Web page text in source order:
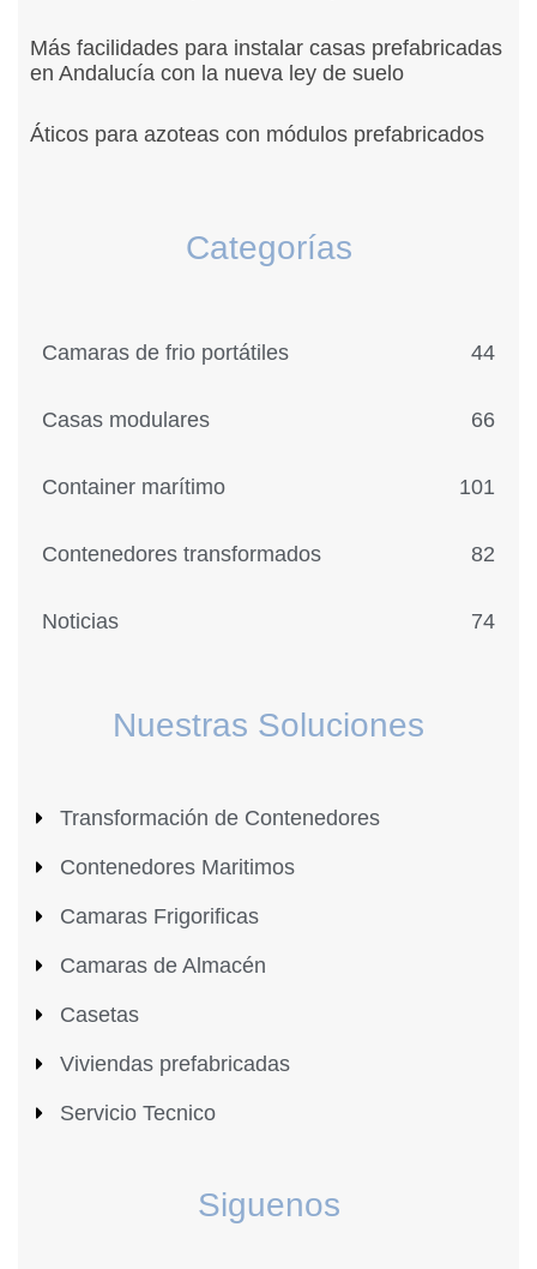
Más facilidades para instalar casas prefabricadas
en Andalucía con la nueva ley de suelo
Áticos para azoteas con módulos prefabricados
Categorías
Camaras de frio portátiles 44
Casas modulares 66
Container marítimo 101
Contenedores transformados 82
Noticias 74
Nuestras Soluciones
Transformación de Contenedores
Contenedores Maritimos
Camaras Frigorificas
Camaras de Almacén
Casetas
Viviendas prefabricadas
Servicio Tecnico
Siguenos